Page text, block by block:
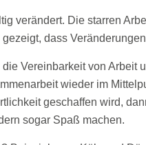
verändert. Die starren
dass
Vereinbarkeit von Arbeit
wieder im
geschaffen wird,
sogar Spaß machen.